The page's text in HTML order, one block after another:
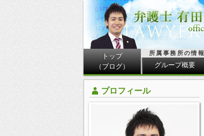
トップ
（ブログ）
所属事務所の情報
グループ概要
プロフィール